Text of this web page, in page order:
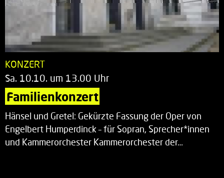
KONZERT
Sa. 10.10. um 13.00 Uhr
Familienkonzert
Hänsel und Gretel: Gekürzte Fassung der Oper von
Engelbert Humperdinck – für Sopran, Sprecher*innen
und Kammerorchester Kammerorchester der…